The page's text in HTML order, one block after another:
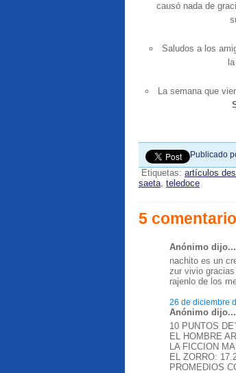
causó nada de
Saludos a los
la
La semana que
Publicado
Etiquetas: artículos
saeta, teledoce
5
Anónimo dijo...
nachito es un
zur vivio
rajenlo de los
26 de diciembre
Anónimo dijo...
10 PUNTOS
EL HOMBRE
LA FICCION
EL ZORRO:
PROMEDIOS